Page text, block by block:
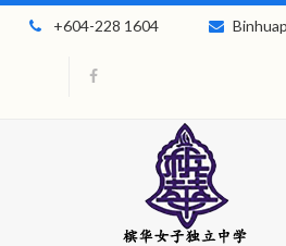
+604-228 1604